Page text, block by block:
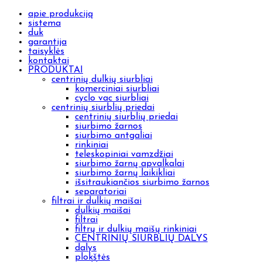
apie produkciją
sistema
duk
garantija
taisyklės
kontaktai
PRODUKTAI
centrinių dulkių siurbliai
komerciniai siurbliai
cyclo vac siurbliai
centrinių siurblių priedai
centrinių siurblių priedai
siurbimo žarnos
siurbimo antgaliai
rinkiniai
teleskopiniai vamzdžiai
siurbimo žarnų apvalkalai
siurbimo žarnų laikikliai
išsitraukiančios siurbimo žarnos
separatoriai
filtrai ir dulkių maišai
dulkių maišai
filtrai
filtrų ir dulkių maišų rinkiniai
CENTRINIŲ SIURBLIŲ DALYS
dalys
plokštės